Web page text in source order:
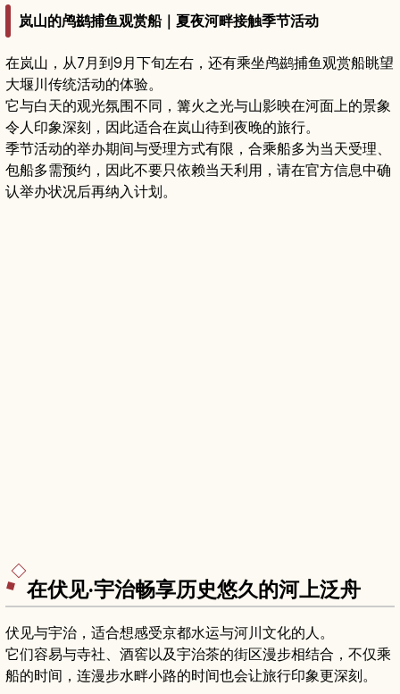
岚山的鸬鹚捕鱼观赏船｜夏夜河畔接触季节活动
在岚山，从7月到9月下旬左右，还有乘坐鸬鹚捕鱼观赏船眺望
大堰川传统活动的体验。
它与白天的观光氛围不同，篝火之光与山影映在河面上的景象
令人印象深刻，因此适合在岚山待到夜晚的旅行。
季节活动的举办期间与受理方式有限，合乘船多为当天受理、
包船多需预约，因此不要只依赖当天利用，请在官方信息中确
认举办状况后再纳入计划。
在伏见·宇治畅享历史悠久的河上泛舟
伏见与宇治，适合想感受京都水运与河川文化的人。
它们容易与寺社、酒窖以及宇治茶的街区漫步相结合，不仅乘
船的时间，连漫步水畔小路的时间也会让旅行印象更深刻。